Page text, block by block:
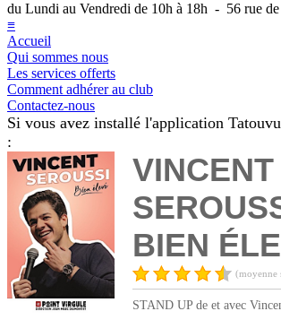
du Lundi au Vendredi de 10h à 18h - 56 rue de
≡
Accueil
Qui sommes nous
Les services offerts
Comment adhérer au club
Contactez-nous
Si vous avez installé l'application Tatouvu
:
VINCENT
BIEN
(moyenne
STAND UP de et avec